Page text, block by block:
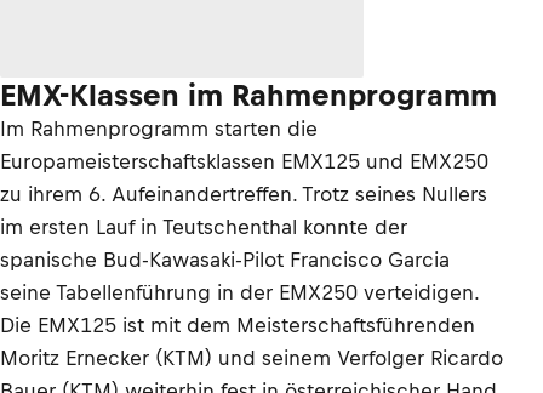
EMX-Klassen im Rahmenprogramm
Im Rahmenprogramm starten die
Europameisterschaftsklassen EMX125 und EMX250
zu ihrem 6. Aufeinandertreffen. Trotz seines Nullers
im ersten Lauf in Teutschenthal konnte der
spanische Bud-Kawasaki-Pilot Francisco Garcia
seine Tabellenführung in der EMX250 verteidigen.
Die EMX125 ist mit dem Meisterschaftsführenden
Moritz Ernecker (KTM) und seinem Verfolger Ricardo